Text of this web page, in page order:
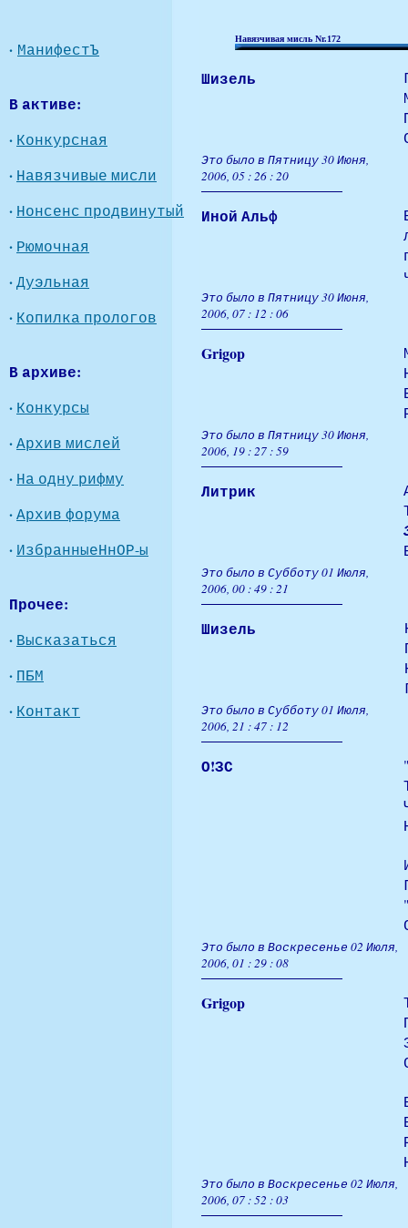
· МанифестЪ
В активе:
· Конкурсная
· Навязчивые мисли
· Нонсенс продвинутый
· Рюмочная
·Дуэльная
· Копилка прологов
В архиве:
· Конкурсы
·Архив мислей
· На одну рифму
·Архив форума
· ИзбранныеНнОР-ы
Прочее:
· Высказаться
· ПБМ
· Контакт
Навязчивая мисль Nr.172
Шизель
Это было в Пятницу 30 Июня,
2006, 05 : 26 : 20
Иной Альф
Это было в Пятницу 30 Июня,
2006, 07 : 12 : 06
Grigop
Это было в Пятницу 30 Июня,
2006, 19 : 27 : 59
Литрик
Это было в Субботу 01 Июля,
2006, 00 : 49 : 21
Шизель
Это было в Субботу 01 Июля,
2006, 21 : 47 : 12
О!ЗС
Это было в Воскресенье 02 Июля,
2006, 01 : 29 : 08
Grigop
Это было в Воскресенье 02 Июля,
2006, 07 : 52 : 03